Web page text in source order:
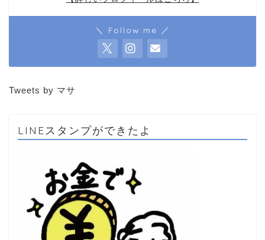
＼ Follow me ／
Tweets by マサ
LINEスタンプができたよ